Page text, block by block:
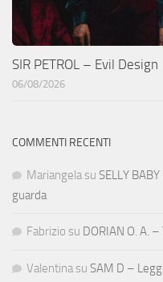
SIR PETROL – Evil Design
06/08/2026
COMMENTI RECENTI
Mariangela su SELLY
guarda
Fabrizio su DORIAN O. A. –
Valentina su SAM D –